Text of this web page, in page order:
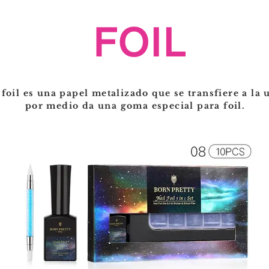
FOIL
es una papel metalizado que se transfierea la
por medio da una goma especial para foil.